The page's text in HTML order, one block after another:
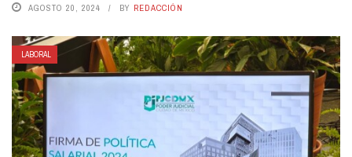
AGOSTO 20, 2024 BY REDACCIÓN
LABORAL